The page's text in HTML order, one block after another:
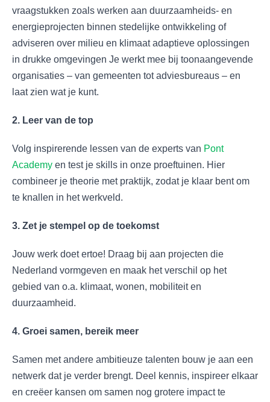
vraagstukken zoals werken aan duurzaamheids- en
energieprojecten binnen stedelijke ontwikkeling of
adviseren over milieu en klimaat adaptieve oplossingen
in drukke omgevingen Je werkt mee bij toonaangevende
organisaties – van gemeenten tot adviesbureaus – en
laat zien wat je kunt.
2. Leer van de top
Volg inspirerende lessen van de experts van Pont
Academy en test je skills in onze proeftuinen. Hier
combineer je theorie met praktijk, zodat je klaar bent om
te knallen in het werkveld.
3. Zet je stempel op de toekomst
Jouw werk doet ertoe! Draag bij aan projecten die
Nederland vormgeven en maak het verschil op het
gebied van o.a. klimaat, wonen, mobiliteit en
duurzaamheid.
4. Groei samen, bereik meer
Samen met andere ambitieuze talenten bouw je aan een
netwerk dat je verder brengt. Deel kennis, inspireer elkaar
en creëer kansen om samen nog grotere impact te